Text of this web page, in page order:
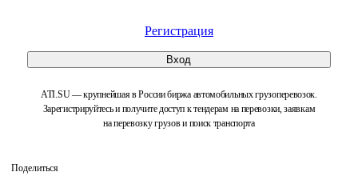
Регистрация
Вход
ATI.SU — крупнейшая в России биржа автомобильных грузоперевозок.
Зарегистрируйтесь и получите доступ к тендерам на перевозки, заявкам
на перевозку грузов и поиск транспорта
Поделиться